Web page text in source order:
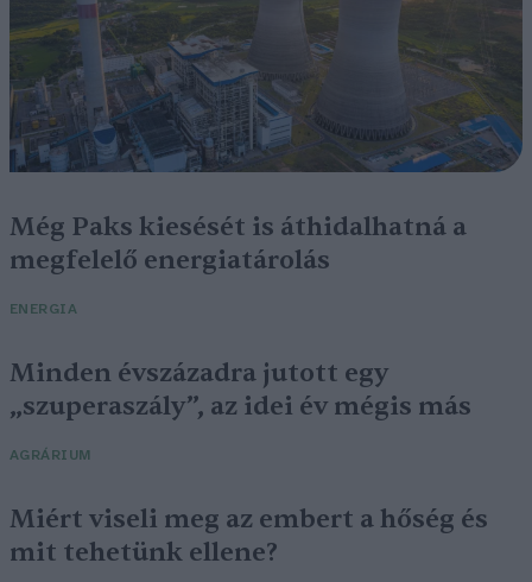
Még Paks kiesését is áthidalhatná a
megfelelő energiatárolás
ENERGIA
Minden évszázadra jutott egy
„szuperaszály”, az idei év mégis más
AGRÁRIUM
Miért viseli meg az embert a hőség és
mit tehetünk ellene?